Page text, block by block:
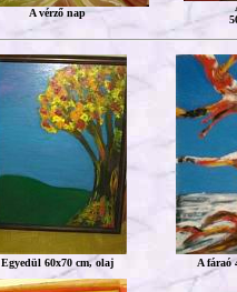
A vérző nap
Egyedül 60x70 cm, olaj A fáraó